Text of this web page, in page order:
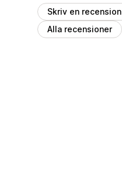
Skriv en recension
Alla recensioner